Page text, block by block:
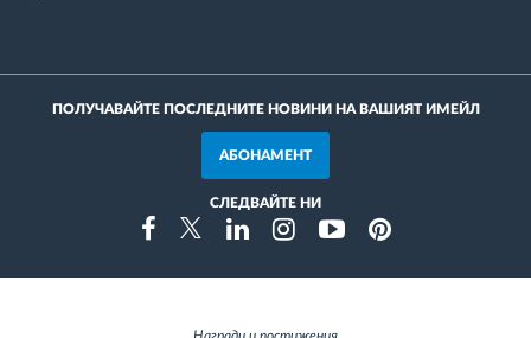
ПОЛУЧАВАЙТЕ ПОСЛЕДНИТЕ НОВИНИ НА ВАШИЯТ ИМЕЙЛ
АБОНАМЕНТ
СЛЕДВАЙТЕ НИ
FacebookTwitterLinkedinInstragramYoutubePinterest
Награди и постижения